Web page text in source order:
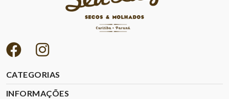
CATEGORIAS
INFORMAÇÕES